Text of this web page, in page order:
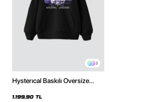
3
Hysterıcal Baskılı Oversize
1.199,90 TL